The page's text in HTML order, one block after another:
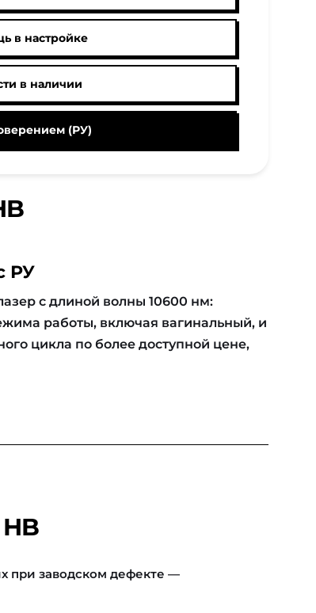
в настройке
в наличии
(РУ)
РУ
с длиной волны 10600 нм:
работы, включая вагинальный, и
цикла по более доступной цене,
при заводском дефекте —